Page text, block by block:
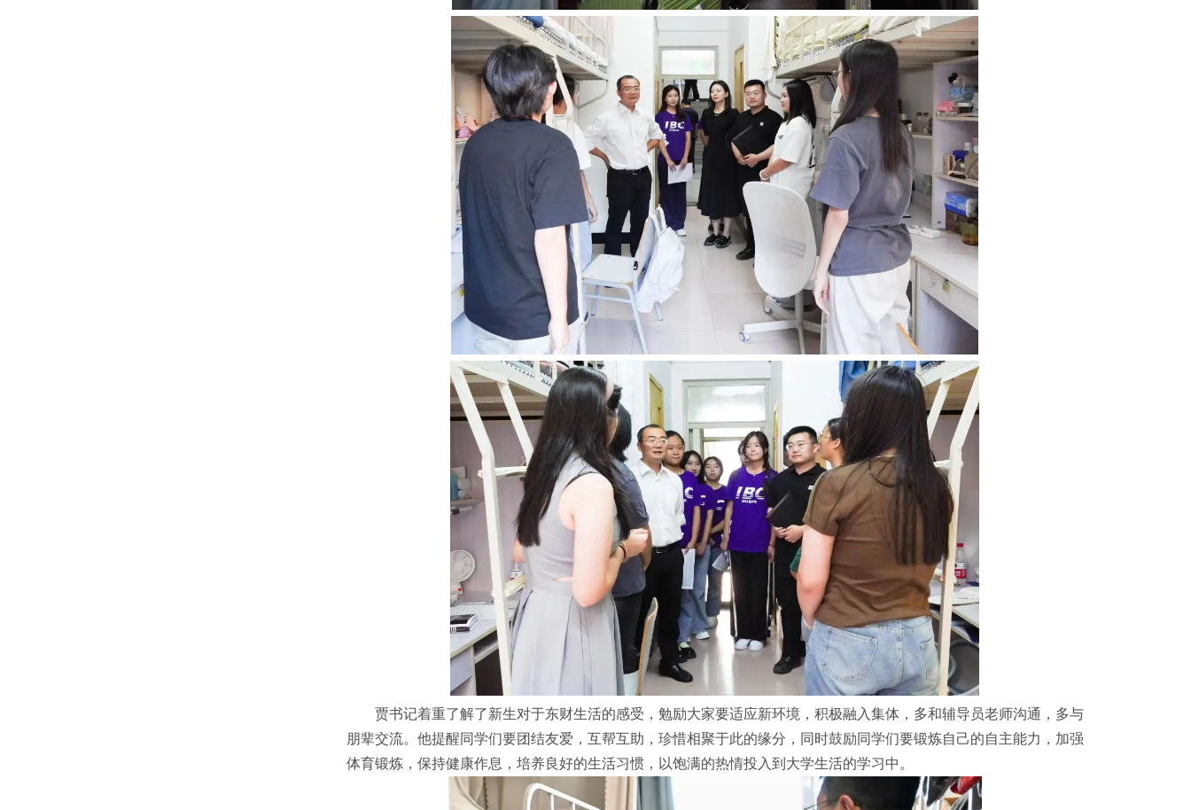
贾书记着重了解了新生对于东财生活的感受，勉励大家要适应新环境，积极融入集体，多和辅导员老师沟通，多与
朋辈交流。他提醒同学们要团结友爱，互帮互助，珍惜相聚于此的缘分，同时鼓励同学们要锻炼自己的自主能力，加强
体育锻炼，保持健康作息，培养良好的生活习惯，以饱满的热情投入到大学生活的学习中。